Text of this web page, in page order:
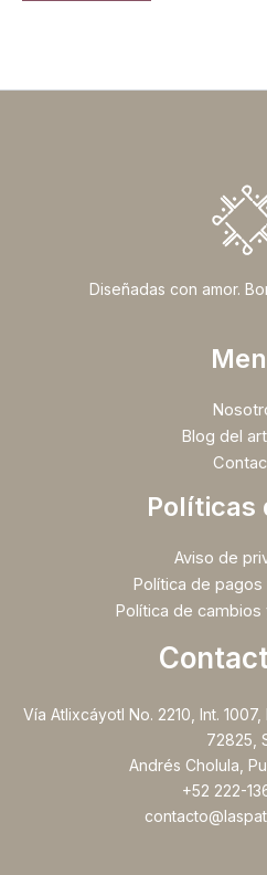
Diseñadas con amor.
Blog del
Políticas
Aviso de
Política de
Política de
Vía Atlixcáyotl No. 2210, Int. 1007,
72825,
Andrés Cholula,
+52 222-